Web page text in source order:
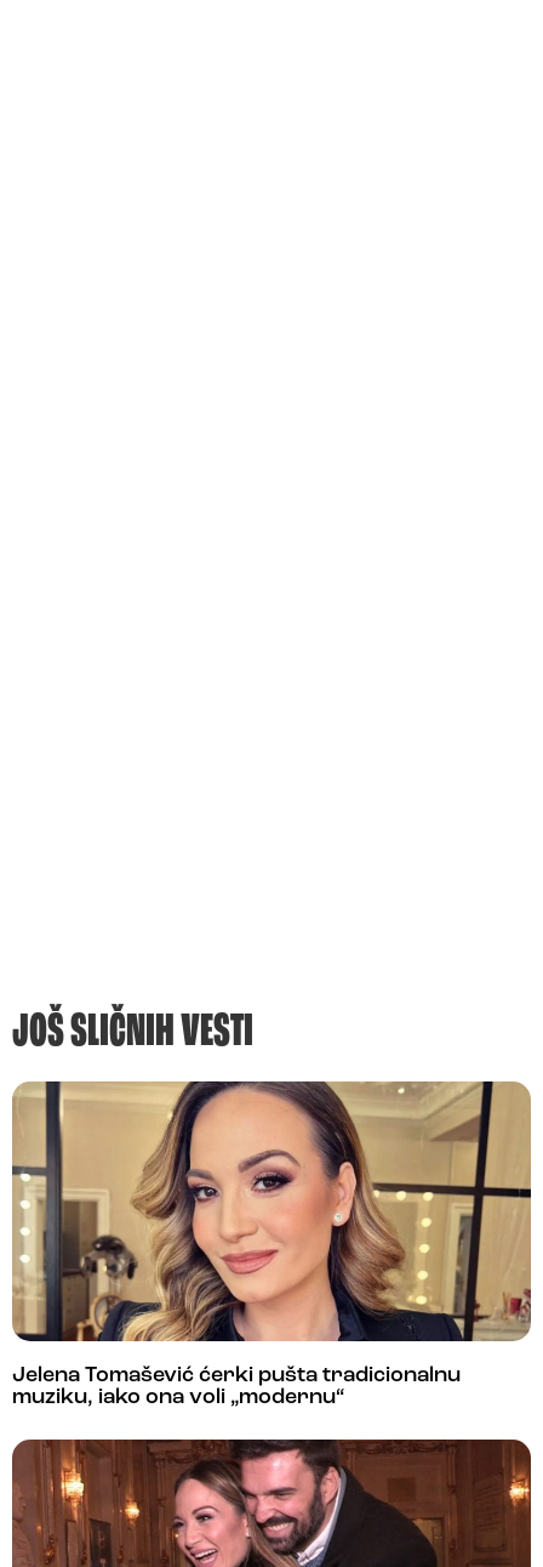
JOŠ SLIČNIH VESTI
Jelena Tomašević ćerki pušta tradicionalnu
muziku, iako ona voli „modernu“